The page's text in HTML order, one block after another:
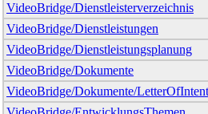
VideoBridge/Dienstleisterverzeichnis
VideoBridge/Dienstleistungen
VideoBridge/Dienstleistungsplanung
VideoBridge/Dokumente
VideoBridge/Dokumente/LetterOfIntent